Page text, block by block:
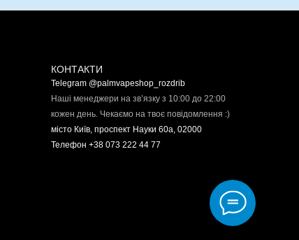
КОНТАКТИ
Telegram @palmvapeshop_rozdrib
Наші менеджери на зв’язку з 10:00 до 22:00
кожен день. Чекаємо на твоє повідомлення :)
місто Київ, проспект Науки 60а, 02000
Телефон +38 073 222 44 77